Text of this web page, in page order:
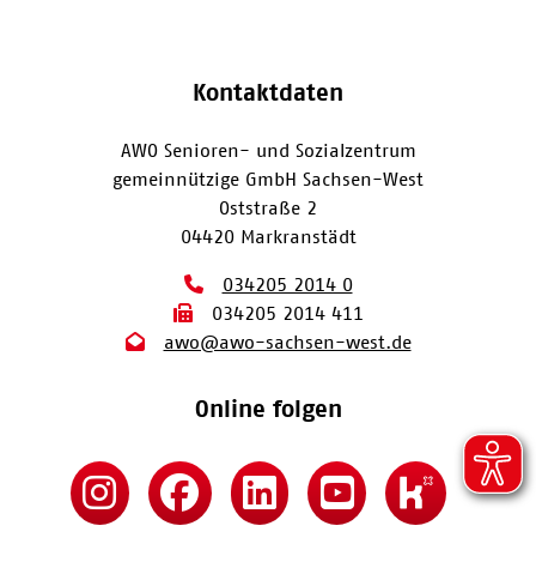
Kontaktdaten
AWO Senioren- und Sozialzentrum
gemeinnützige GmbH Sachsen-West
Oststraße 2
04420 Markranstädt
034205 2014 0
034205 2014 411
awo@awo-sachsen-west.de
Online folgen